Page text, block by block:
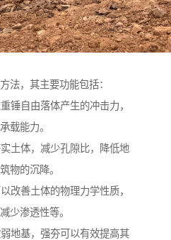
法，其主要功能包括：
锤自由落体产生的冲击力，
载能力。
土体，减少孔隙比，降低地
物的沉降。
改善土体的物理力学性质，
少渗透性等。
地基，强夯可以有效提高其